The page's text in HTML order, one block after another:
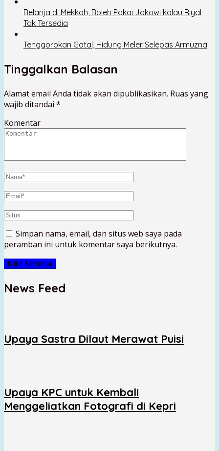
Belanja di Mekkah, Boleh Pakai Jokowi kalau Riyal
Tak Tersedia
Tenggorokan Gatal, Hidung Meler Selepas Armuzna
Tinggalkan Balasan
Alamat email Anda tidak akan dipublikasikan. Ruas yang
wajib ditandai *
Komentar
Simpan nama, email, dan situs web saya pada
peramban ini untuk komentar saya berikutnya.
News Feed
Upaya Sastra Dilaut Merawat Puisi
Upaya KPC untuk Kembali
Menggeliatkan Fotografi di Kepri